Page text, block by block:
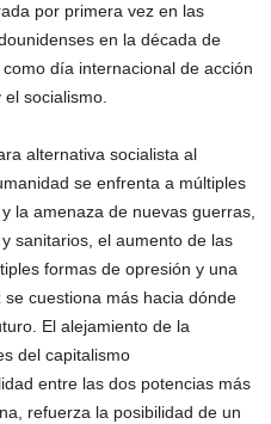
por primera vez en las
en la década de
día internacional de acción
socialismo.
alternativa socialista al
se enfrenta a múltiples
la amenaza de nuevas guerras,
sanitarios, el aumento de las
formas de opresión y una
cuestiona más hacia dónde
El alejamiento de la
del capitalismo
entre las dos potencias más
refuerza la posibilidad de un